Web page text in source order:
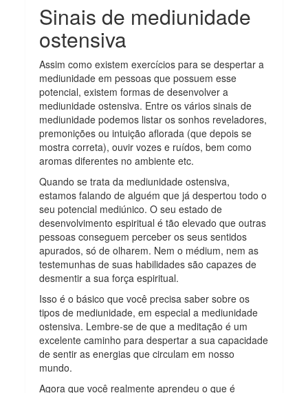
Sinais de mediunidade
ostensiva
Assim como existem exercícios para se despertar a
mediunidade em pessoas que possuem esse
potencial, existem formas de desenvolver a
mediunidade ostensiva. Entre os vários sinais de
mediunidade podemos listar os sonhos reveladores,
premonições ou intuição aflorada (que depois se
mostra correta), ouvir vozes e ruídos, bem como
aromas diferentes no ambiente etc.
Quando se trata da mediunidade ostensiva,
estamos falando de alguém que já despertou todo o
seu potencial mediúnico. O seu estado de
desenvolvimento espiritual é tão elevado que outras
pessoas conseguem perceber os seus sentidos
apurados, só de olharem. Nem o médium, nem as
testemunhas de suas habilidades são capazes de
desmentir a sua força espiritual.
Isso é o básico que você precisa saber sobre os
tipos de mediunidade, em especial a mediunidade
ostensiva. Lembre-se de que a meditação é um
excelente caminho para despertar a sua capacidade
de sentir as energias que circulam em nosso
mundo.
Agora que você realmente aprendeu o que é